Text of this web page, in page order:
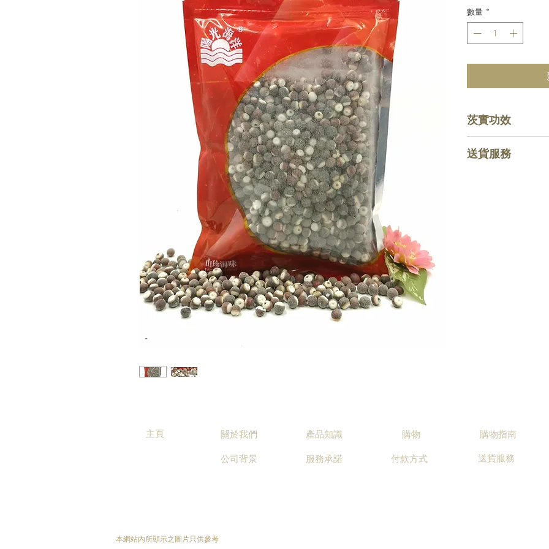
數量 *
茨實功效
之效，熟芡實則有
送貨服務
主頁
關於我們
公司背景
購物
產品知識
付款方式
送貨服務
購物指南
服務承諾
本網站內所顯示之圖片只供參考